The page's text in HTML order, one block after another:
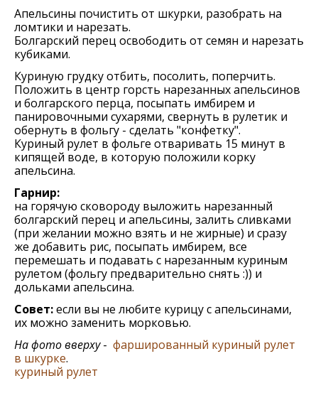
Апельсины почистить от шкурки, разобрать на
ломтики и нарезать.
Болгарский перец освободить от семян и нарезать
кубиками.
Куриную грудку отбить, посолить, поперчить.
Положить в центр горсть нарезанных апельсинов
и болгарского перца, посыпать имбирем и
панировочными сухарями, свернуть в рулетик и
обернуть в фольгу - сделать "конфетку".
Куриный рулет в фольге отваривать 15 минут в
кипящей воде, в которую положили корку
апельсина.
Гарнир:
на горячую сковороду выложить нарезанный
болгарский перец и апельсины, залить сливками
(при желании можно взять и не жирные) и сразу
же добавить рис, посыпать имбирем, все
перемешать и подавать с нарезанным куриным
рулетом (фольгу предварительно снять :)) и
дольками апельсина.
Совет:если вы не любите курицу с апельсинами,
их можно заменить морковью.
На фото вверху- фаршированный куриный рулет
в шкурке.
куриный рулет